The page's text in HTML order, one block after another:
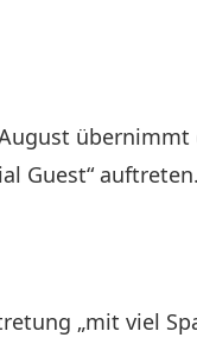
übernimmt
Guest“ auftreten.
„mit viel